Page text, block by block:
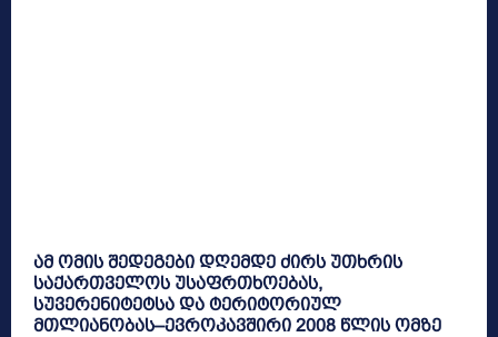
ამ ომის შედეგები დღემდე ძირს უთხრის
საქართველოს უსაფრთხოებას,
სუვერენიტეტსა და ტერიტორიულ
მთლიანობას–ევროკავშირი 2008 წლის ომზე